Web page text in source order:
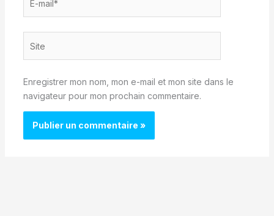
mail*
Enregistrer mon nom, mon e-mail et mon site dans le
navigateur pour mon prochain commentaire.